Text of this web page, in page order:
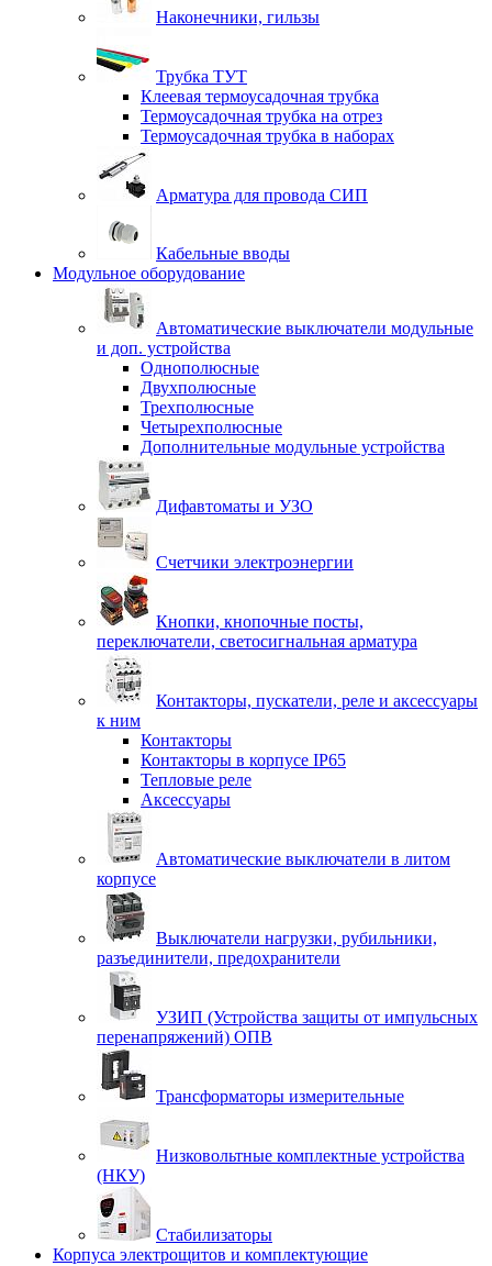
Наконечники, гильзы
Трубка ТУТ
Клеевая термоусадочная трубка
Термоусадочная трубка на отрез
Термоусадочная трубка в наборах
Арматура для провода СИП
Кабельные вводы
Модульное оборудование
Автоматические выключатели модульные
и доп. устройства
Однополюсные
Двухполюсные
Трехполюсные
Четырехполюсные
Дополнительные модульные устройства
Дифавтоматы и УЗО
Счетчики электроэнергии
Кнопки, кнопочные посты,
переключатели, светосигнальная арматура
Контакторы, пускатели, реле и аксессуары
к ним
Контакторы
Контакторы в корпусе IP65
Тепловые реле
Аксессуары
Автоматические выключатели в литом
корпусе
Выключатели нагрузки, рубильники,
разъединители, предохранители
УЗИП (Устройства защиты от импульсных
перенапряжений) ОПВ
Трансформаторы измерительные
Низковольтные комплектные устройства
(НКУ)
Стабилизаторы
Корпуса электрощитов и комплектующие